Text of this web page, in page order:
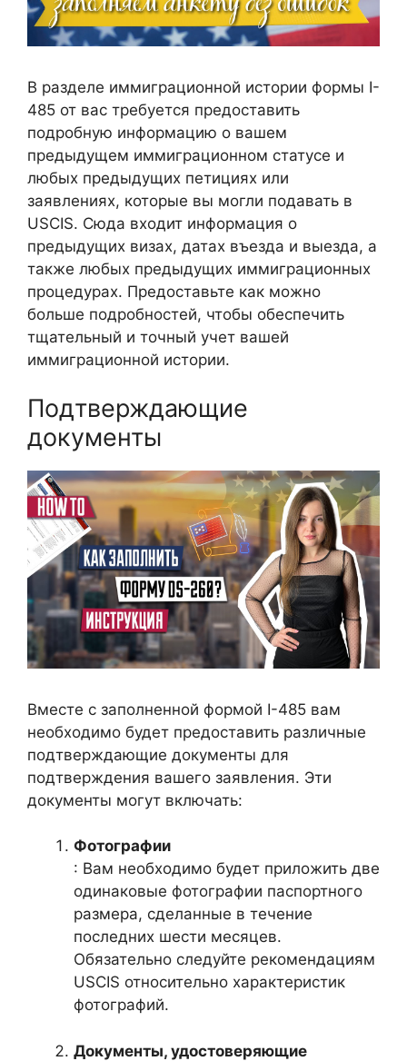
В разделе иммиграционной истории формы I-
485 от вас требуется предоставить
подробную информацию о вашем
предыдущем иммиграционном статусе и
любых предыдущих петициях или
заявлениях, которые вы могли подавать в
USCIS. Сюда входит информация о
предыдущих визах, датах въезда и выезда, а
также любых предыдущих иммиграционных
процедурах. Предоставьте как можно
больше подробностей, чтобы обеспечить
тщательный и точный учет вашей
иммиграционной истории.
Подтверждающие
документы
Вместе с заполненной формой I-485 вам
необходимо будет предоставить различные
подтверждающие документы для
подтверждения вашего заявления. Эти
документы могут включать:
Фотографии
: Вам необходимо будет приложить две
одинаковые фотографии паспортного
размера, сделанные в течение
последних шести месяцев.
Обязательно следуйте рекомендациям
USCIS относительно характеристик
фотографий.
Документы, удостоверяющие